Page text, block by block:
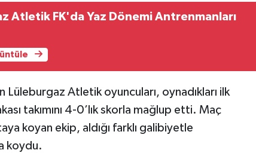
Atletik FK'da Yaz Dönemi Antrenmanları
Lüleburgaz Atletik oyuncuları, oynadıkları ilk
takımını 4-0’lık skorla mağlup etti. Maç
koyan ekip, aldığı farklı galibiyetle
koydu.